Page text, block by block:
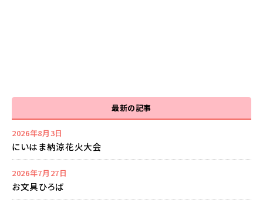
最新の記事
2026年8月3日
にいはま納涼花火大会
2026年7月27日
お文具ひろば